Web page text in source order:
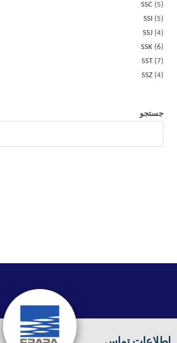
SSC
5
SSI
5
SSJ 4
SSK 6
SST 7
SSZ 4
جستجو